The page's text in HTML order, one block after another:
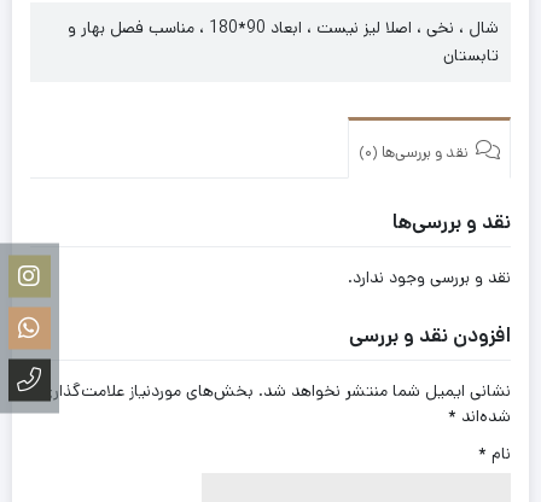
شال ، نخی ، اصلا لیز نیست ، ابعاد 90*180 ، مناسب فصل بهار و
تابستان
نقد و بررسی‌ها (0)
نقد و بررسی‌ها
نقد و بررسی وجود ندارد.
افزودن نقد و بررسی
نشانی ایمیل شما منتشر نخواهد شد. بخش‌های موردنیاز علامت‌گذاری
شده‌اند *
نام *